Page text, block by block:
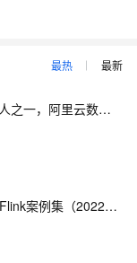
最热 最新
【大咖问答】对话PostgreSQL 中国社区发起人之一，阿里云数据库高级专家 德哥
【藏经阁一起读（27）】本周推荐《Apache Flink案例集（2022版）》，你有哪些心得？